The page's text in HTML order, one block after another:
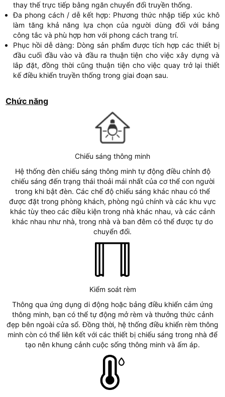
thay thế trực tiếp bằng ngăn chuyển đổi truyền thống.
Đa phong cách / dễ kết hợp: Phương thức nhập tiếp xúc khô
làm tăng khả năng lựa chọn của người dùng đối với bảng
công tắc và phù hợp hơn với phong cách trang trí.
Phục hồi dễ dàng: Dòng sản phẩm được tích hợp các thiết bị
đầu cuối đầu vào và đầu ra thuận tiện cho việc xây dựng và
lắp đặt, đồng thời cũng thuận tiện cho việc quay trở lại thiết
kế điều khiển truyền thống trong giai đoạn sau.
Chức năng
Chiếu sáng thông minh
Hệ thống đèn chiếu sáng thông minh tự động điều chỉnh độ
chiếu sáng đến trạng thái thoải mái nhất của cơ thể con người
trong khi bật đèn. Các chế độ chiếu sáng khác nhau có thể
được đặt trong phòng khách, phòng ngủ chính và các khu vực
khác tùy theo các điều kiện trong nhà khác nhau, và các cảnh
khác nhau như nhà, trong nhà và ban đêm có thể được tự do
chuyển đổi.
Kiểm soát rèm
Thông qua ứng dụng di động hoặc bảng điều khiển cảm ứng
thông minh, bạn có thể tự động mở rèm và thưởng thức cảnh
đẹp bên ngoài cửa sổ. Đồng thời, hệ thống điều khiển rèm thông
minh còn có thể liên kết với các thiết bị chiếu sáng trong nhà để
tạo nên khung cảnh cuộc sống thông minh và ấm áp.